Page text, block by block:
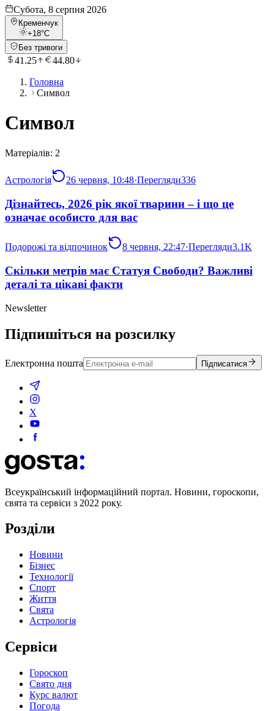
Субота, 8 серпня 2026
Кременчук
+18°C
Без тривоги
41.25 44.80
Головна
Символ
Символ
Матеріалів: 2
Астрологія 26 червня, 10:48·Перегляди336
Дізнайтесь, 2026 рік якої тварини – і що це
означає особисто для вас
Подорожі та відпочинок 8 червня, 22:47·Перегляди3.1K
Скільки метрів має Статуя Свободи? Важливі
деталі та цікаві факти
Newsletter
Підпишіться на розсилку
Електронна пошта Підписатися
X
Всеукраїнський інформаційний портал. Новини, гороскопи,
свята та сервіси з 2022 року.
Розділи
Новини
Бізнес
Технології
Спорт
Життя
Свята
Астрологія
Сервіси
Гороскоп
Свято дня
Курс валют
Погода